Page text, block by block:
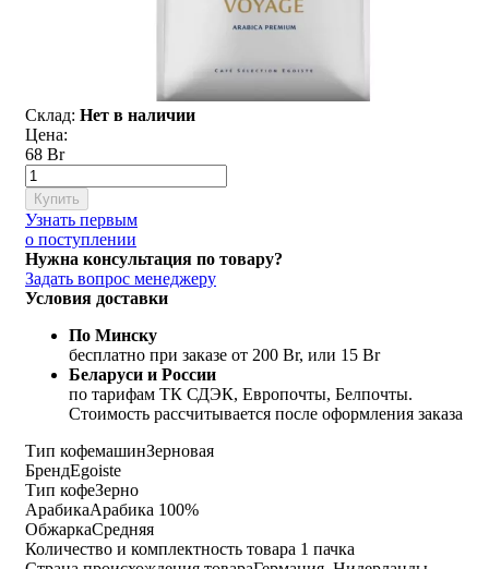
Склад: Нет в наличии
Цена:
68 Br
Купить
Узнать первым
о поступлении
Нужна консультация по товару?
Задать вопрос менеджеру
Условия доставки
По Минску
бесплатно при заказе от 200 Br, или 15 Br
Беларуси и России
по тарифам ТК СДЭК, Европочты, Белпочты.
Стоимость рассчитывается после оформления заказа
Тип кофемашинЗерновая
БрендEgoiste
Тип кофеЗерно
АрабикаАрабика 100%
ОбжаркаСредняя
Количество и комплектность товара 1 пачка